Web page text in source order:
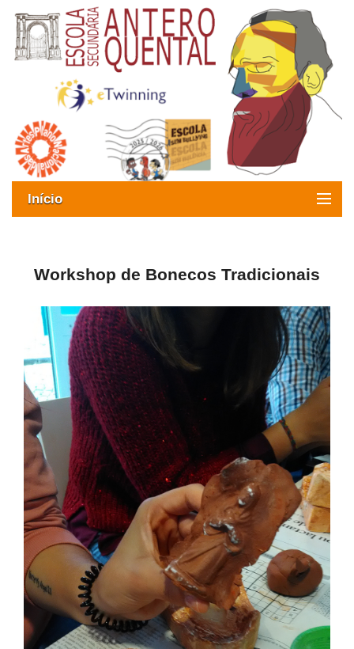
Início
Oferta formativa
ESAQ sem Bullying
SASE
Clubes Escolares
Matrículas
FORma ESAQ
@parlamentodosjovens_esaq
@esaq.erasmus
@oficina.do.largo
@clube_robotica.esaq
Workshop de Bonecos Tradicionais